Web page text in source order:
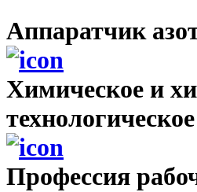
Аппаратчик
Химическое и
технологическое
Профессия